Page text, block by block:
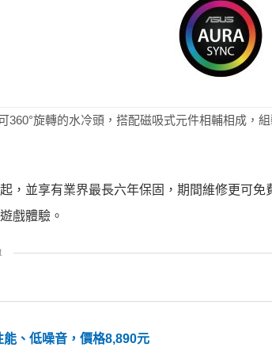
旋轉的水冷頭，搭配磁吸式元件相輔相成，
，並享有業界最長六年保固，期間維修更可免
戲體驗。
、低噪音，價格8,890元